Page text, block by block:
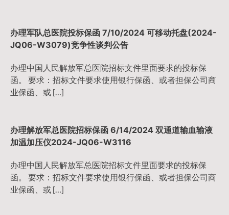
办理军队总医院投标保函 7/10/2024 可移动托盘(2024-
JQ06-W3079)竞争性谈判公告
办理中国人民解放军总医院招标文件里面要求的投标保
函。 要求：招标文件要求使用银行保函、或者担保公司商
业保函、或 […]
办理解放军总医院招标保函 6/14/2024 双通道输血输液
加温加压仪2024-JQ06-W3116
办理中国人民解放军总医院招标文件里面要求的投标保
函。 要求：招标文件要求使用银行保函、或者担保公司商
业保函、或 […]